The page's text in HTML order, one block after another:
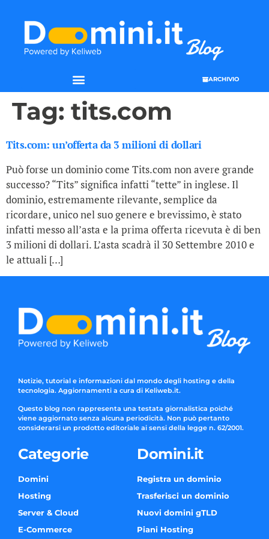
ARCHIVIO
Tag: tits.com
Tits.com: un’offerta da 3 milioni di dollari
Può forse un dominio come Tits.com non avere grande
successo? “Tits” significa infatti “tette” in inglese. Il
dominio, estremamente rilevante, semplice da
ricordare, unico nel suo genere e brevissimo, è stato
infatti messo all’asta e la prima offerta ricevuta è di ben
3 milioni di dollari. L’asta scadrà il 30 Settembre 2010 e
le attuali […]
Notizie, tutorial e informazioni dal mondo degli hosting e della
tecnologia. Aggiornamenti a cura di Keliweb.it.
Questo blog non rappresenta una testata giornalistica poiché
viene aggiornato senza alcuna periodicità. Non può pertanto
considerarsi un prodotto editoriale ai sensi della legge n. 62/2001.
Categorie
Domini
Hosting
Server & Cloud
E-Commerce
Domini.it
Registra un dominio
Trasferisci un dominio
Nuovi domini gTLD
Piani Hosting